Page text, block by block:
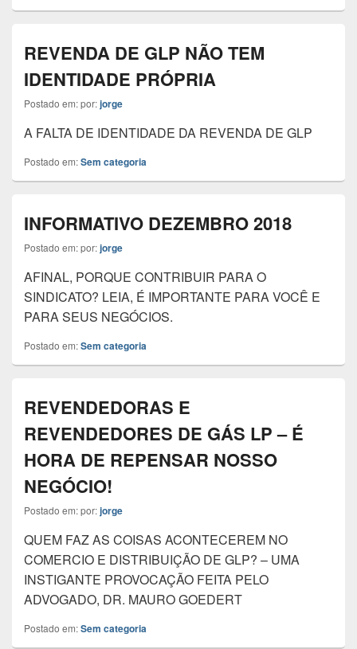
REVENDA DE GLP NÃO TEM
IDENTIDADE PRÓPRIA
Postado em:por:jorge
A FALTA DE IDENTIDADE DA REVENDA DE GLP
Postado em:Sem categoria
INFORMATIVO DEZEMBRO 2018
Postado em:por:jorge
AFINAL, PORQUE CONTRIBUIR PARA O
SINDICATO? LEIA, É IMPORTANTE PARA VOCÊ E
PARA SEUS NEGÓCIOS.
Postado em:Sem categoria
REVENDEDORAS E
REVENDEDORES DE GÁS LP – É
HORA DE REPENSAR NOSSO
NEGÓCIO!
Postado em:por:jorge
QUEM FAZ AS COISAS ACONTECEREM NO
COMERCIO E DISTRIBUIÇÃO DE GLP? – UMA
INSTIGANTE PROVOCAÇÃO FEITA PELO
ADVOGADO, DR. MAURO GOEDERT
Postado em:Sem categoria